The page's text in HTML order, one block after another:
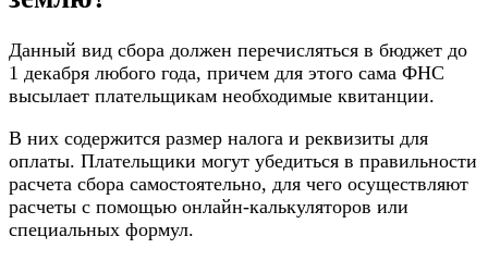
Данный вид сбора должен перечисляться в бюджет до
1 декабря любого года, причем для этого сама ФНС
высылает плательщикам необходимые квитанции.
В них содержится размер налога и реквизиты для
оплаты. Плательщики могут убедиться в правильности
расчета сбора самостоятельно, для чего осуществляют
расчеты с помощью онлайн-калькуляторов или
специальных формул.